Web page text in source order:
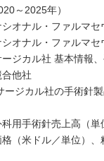
～2025年）
オナル・ファルマ
オナル・ファルマセ
ジカル社 基本情報
他社
ージカル社の手術針
用手術針売上高（単
格（米ドル／単位）